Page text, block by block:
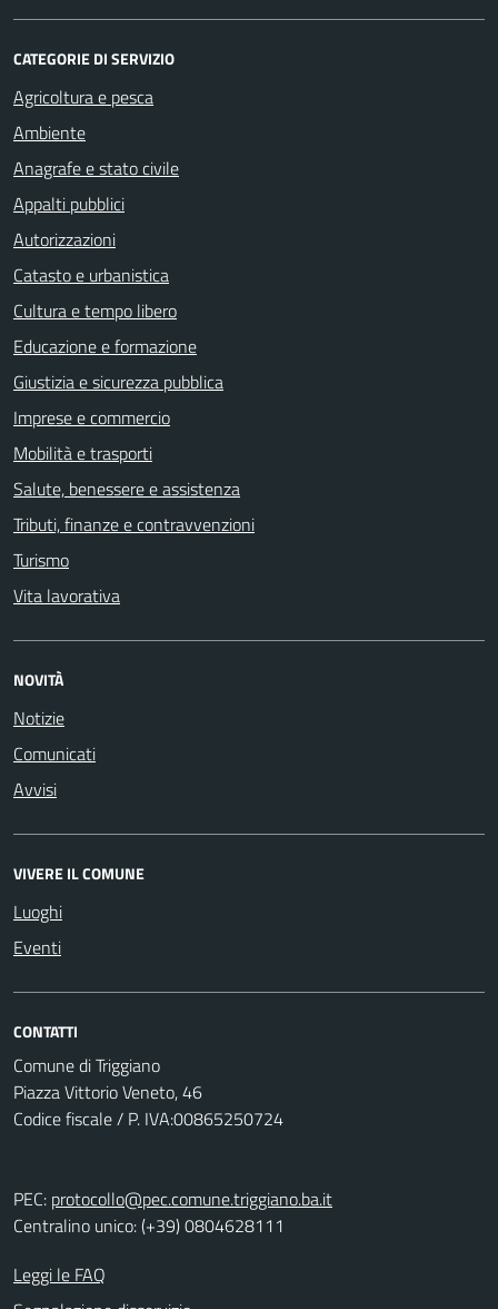
CATEGORIE DI SERVIZIO
Agricoltura e pesca
Ambiente
Anagrafe e stato civile
Appalti pubblici
Autorizzazioni
Catasto e urbanistica
Cultura e tempo libero
Educazione e formazione
Giustizia e sicurezza pubblica
Imprese e commercio
Mobilità e trasporti
Salute, benessere e assistenza
Tributi, finanze e contravvenzioni
Turismo
Vita lavorativa
NOVITÀ
Notizie
Comunicati
Avvisi
VIVERE IL COMUNE
Luoghi
Eventi
CONTATTI
Comune di Triggiano
Piazza Vittorio Veneto, 46
Codice fiscale / P. IVA:00865250724
PEC: protocollo@pec.comune.triggiano.ba.it
Centralino unico: (+39) 0804628111
Leggi le FAQ